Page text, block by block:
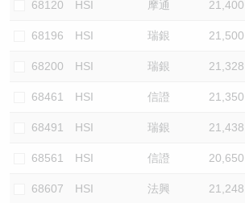
68120 HSI 摩通 21,400
68196 HSI 瑞銀 21,500
68200 HSI 瑞銀 21,328
68461 HSI 信證 21,350
68491 HSI 瑞銀 21,438
68561 HSI 信證 20,650
68607 HSI 法興 21,248